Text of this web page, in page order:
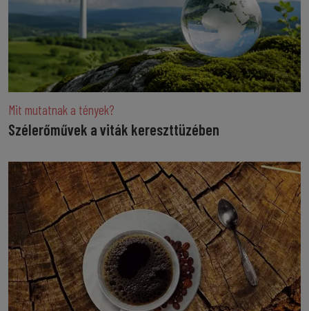
Mit mutatnak a tények?
Szélerőművek a viták kereszttüzében